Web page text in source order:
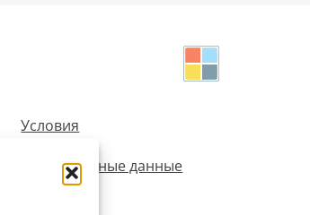
Условия
Персональные данные